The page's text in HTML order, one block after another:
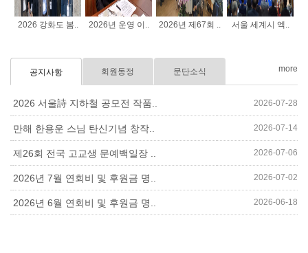
2026 강화도 봄.. 2026년 운영 이.. 2026년 제67회 .. 서울 세계시 엑..
공지사항 회원동정 문단소식 more
2026 서울詩 지하철 공모전 작품.. 2026-07-28
만해 한용운 스님 탄신기념 창작.. 2026-07-14
제26회 전국 고교생 문예백일장 .. 2026-07-06
2026년 7월 연회비 및 후원금 명.. 2026-07-02
2026년 6월 연회비 및 후원금 명.. 2026-06-18